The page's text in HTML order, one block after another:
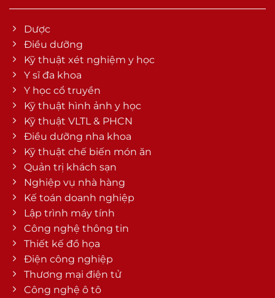
Dược
Điều dưỡng
Kỹ thuật xét nghiệm y học
Y sĩ đa khoa
Y học cổ truyền
Kỹ thuật hình ảnh y học
Kỹ thuật VLTL & PHCN
Điều dưỡng nha khoa
Kỹ thuật chế biến món ăn
Quản trị khách sạn
Nghiệp vụ nhà hàng
Kế toán doanh nghiệp
Lập trình máy tính
Công nghệ thông tin
Thiết kế đồ họa
Điện công nghiệp
Thương mại điện tử
Công nghệ ô tô